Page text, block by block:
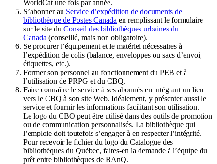
WorldCat une fois par année.
S’abonner au Service d’expédition de documents de
bibliothèque de Postes Canada en remplissant le formulaire
sur le site du Conseil des bibliothèques urbaines du
Canada (conseillé, mais non obligatoire).
Se procurer l’équipement et le matériel nécessaires à
l’expédition de colis (balance, enveloppes ou sacs d’envoi,
étiquettes, etc.).
Former son personnel au fonctionnement du PEB et à
l’utilisation de PRPG et du CBQ.
Faire connaître le service à ses abonnés en intégrant un lien
vers le CBQ à son site Web. Idéalement, y présenter aussi le
service et fournir les informations facilitant son utilisation.
Le logo du CBQ peut être utilisé dans des outils de promotion
ou de communication personnalisés. La bibliothèque qui
l’emploie doit toutefois s’engager à en respecter l’intégrité.
Pour recevoir le fichier du logo du Catalogue des
bibliothèques du Québec, faites-en la demande à l’équipe du
prêt entre bibliothèques de BAnQ.